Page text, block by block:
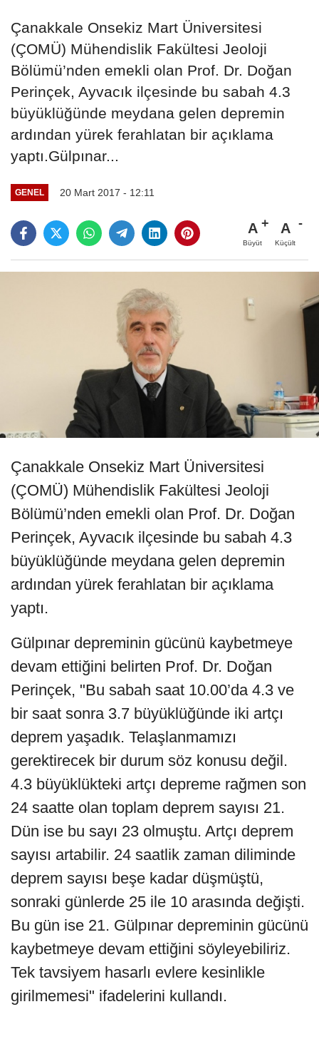
Çanakkale Onsekiz Mart Üniversitesi
(ÇOMÜ) Mühendislik Fakültesi Jeoloji
Bölümü’nden emekli olan Prof. Dr. Doğan
Perinçek, Ayvacık ilçesinde bu sabah 4.3
büyüklüğünde meydana gelen depremin
ardından yürek ferahlatan bir açıklama
yaptı.Gülpınar...
GENEL 20 Mart 2017 - 12:11
A
Büyüt
A
Küçült
Çanakkale Onsekiz Mart Üniversitesi
(ÇOMÜ) Mühendislik Fakültesi Jeoloji
Bölümü’nden emekli olan Prof. Dr. Doğan
Perinçek, Ayvacık ilçesinde bu sabah 4.3
büyüklüğünde meydana gelen depremin
ardından yürek ferahlatan bir açıklama
yaptı.
Gülpınar depreminin gücünü kaybetmeye
devam ettiğini belirten Prof. Dr. Doğan
Perinçek, "Bu sabah saat 10.00’da 4.3 ve
bir saat sonra 3.7 büyüklüğünde iki artçı
deprem yaşadık. Telaşlanmamızı
gerektirecek bir durum söz konusu değil.
4.3 büyüklükteki artçı depreme rağmen son
24 saatte olan toplam deprem sayısı 21.
Dün ise bu sayı 23 olmuştu. Artçı deprem
sayısı artabilir. 24 saatlik zaman diliminde
deprem sayısı beşe kadar düşmüştü,
sonraki günlerde 25 ile 10 arasında değişti.
Bu gün ise 21. Gülpınar depreminin gücünü
kaybetmeye devam ettiğini söyleyebiliriz.
Tek tavsiyem hasarlı evlere kesinlikle
girilmemesi" ifadelerini kullandı.